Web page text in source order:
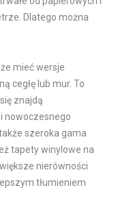
Dlatego można
mieć wersje
cegłę lub mur. To
znajdą
nowoczesnego
szeroka gama
tapety winylowe na
nierówności
tłumieniem